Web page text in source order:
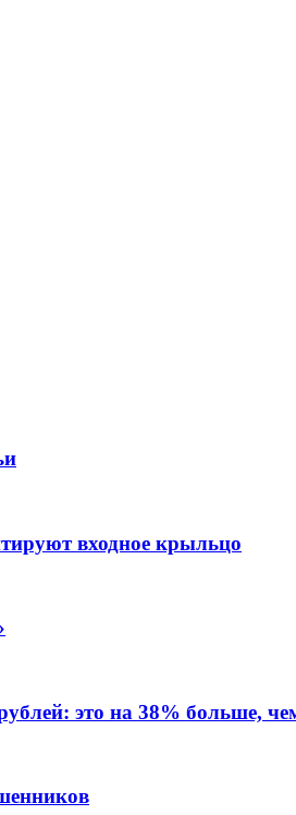
входное крыльцо
это на 38% больше,